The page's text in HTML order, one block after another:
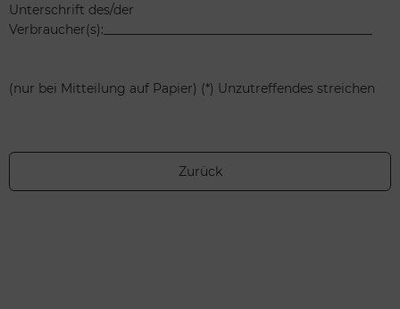
Unterschrift des/der
Verbraucher(s):___________________________________________
(nur bei Mitteilung auf Papier) (*) Unzutreffendes streichen
Zurück